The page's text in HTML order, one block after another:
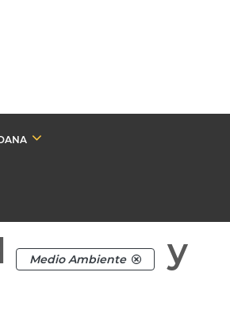
Medio Ambiente
y